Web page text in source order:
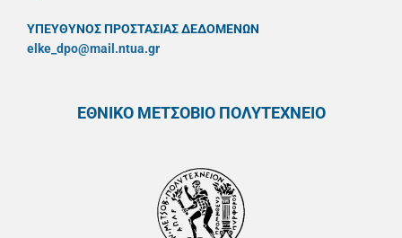
ΥΠΕΥΘYΝΟΣ ΠΡΟΣΤΑΣΙΑΣ ΔΕΔΟΜΕΝΩΝ
elke_dpo@mail.ntua.gr
ΕΘΝΙΚΟ ΜΕΤΣΟΒΙΟ ΠΟΛΥΤΕΧΝΕΙΟ